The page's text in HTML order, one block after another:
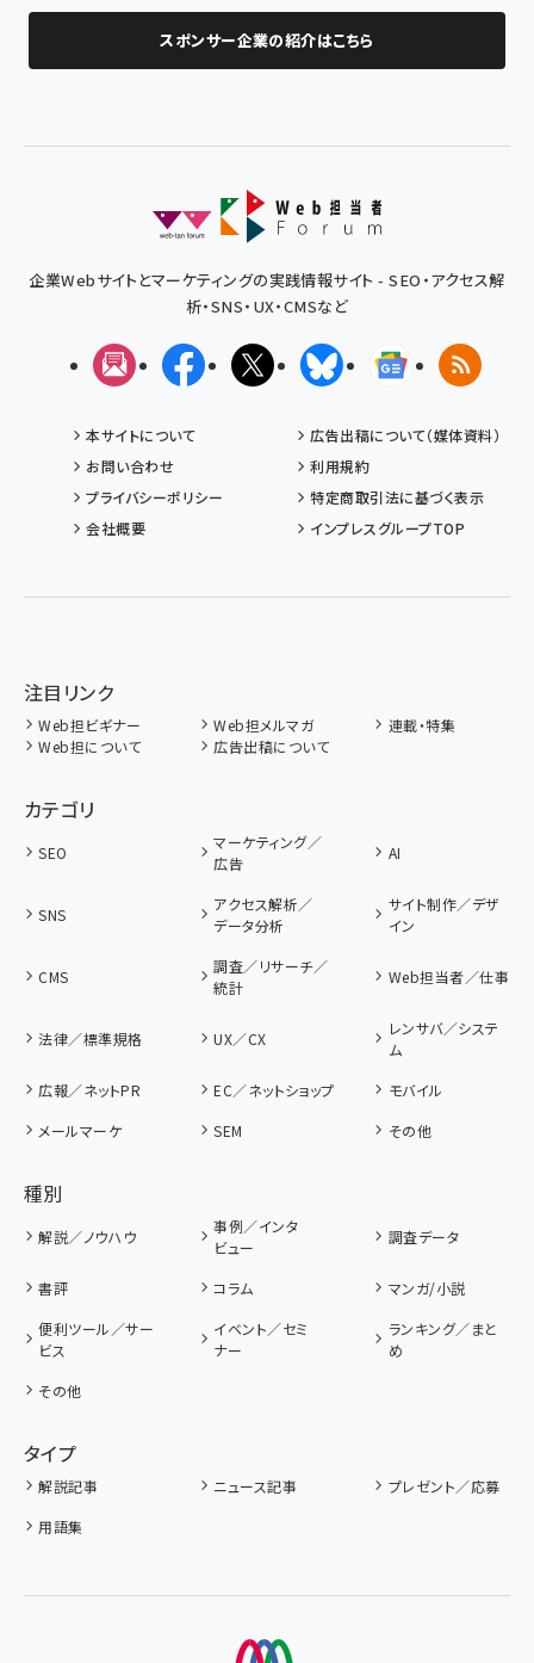
スポンサー企業の紹介はこちら
企業Webサイトとマーケティングの実践情報サイト - SEO・アクセス解
析・SNS・UX・CMSなど
メルマガFacebookX(エックス)BlueskyGoogleニュ
RSS
本サイトについて
広告出稿について（媒体資料）
お問い合わせ
利用規約
プライバシーポリシー
特定商取引法に基づく表示
会社概要
インプレスグループTOP
注目リンク
Web担ビギナー Web担メルマガ
連載・特集
Web担について
広告出稿について
カテゴリ
SEO
マーケティング／
広告
AI
SNS
アクセス解析／
データ分析
サイト制作／デザ
イン
CMS
調査／リサーチ／
統計
Web担当者／仕事
法律／標準規格 UX／CX
レンサバ／システ
ム
広報／ネットPR
EC／ネットショップ
モバイル
メールマーケ
SEM その他
種別
解説／ノウハウ
事例／インタ
ビュー
調査データ
書評 コラム
マンガ/小説
便利ツール／サー
ビス
イベント／セミ
ナー
ランキング／まと
め
その他
タイプ
解説記事 ニュース記事
プレゼント／応募
用語集